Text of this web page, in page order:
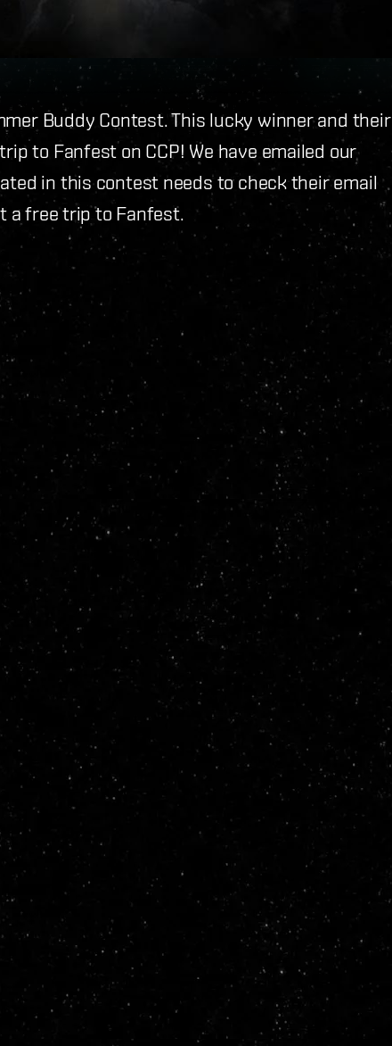
Buddy Contest. This lucky winner and their
to Fanfest on CCP! We have emailed our
in this contest needs to check their email
a free trip to Fanfest.